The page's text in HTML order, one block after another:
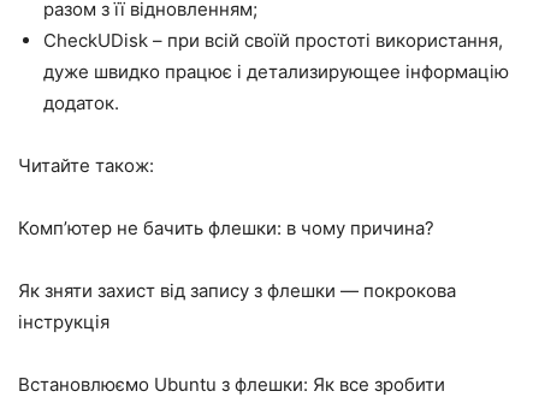
разом з її відновленням;
CheckUDisk – при всій своїй простоті використання,
дуже швидко працює і детализирующее інформацію
додаток.
Читайте також:
Комп’ютер не бачить флешки: в чому причина?
Як зняти захист від запису з флешки — покрокова
інструкція
Встановлюємо Ubuntu з флешки: Як все зробити